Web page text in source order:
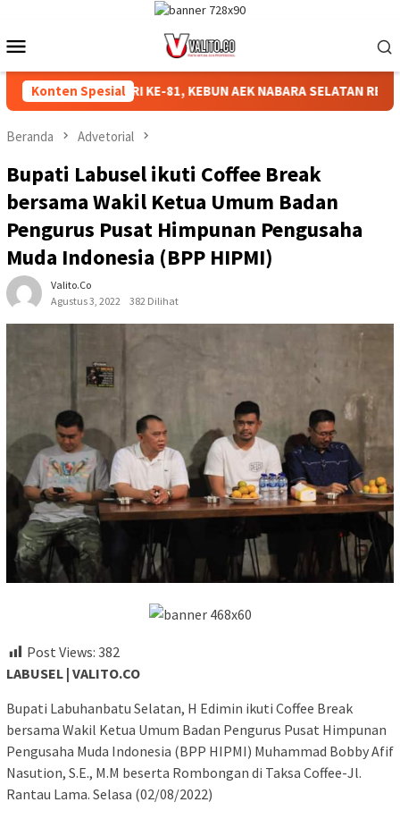
konten
Mobile
Konten Spesial
HUT RI KE-81, KEBUN AEK NABARA SELATAN RESMI
Beranda Advetorial
Bupati Labusel ikuti Coffee Break
bersama Wakil Ketua Umum Badan
Pengurus Pusat Himpunan Pengusaha
Muda Indonesia (BPP HIPMI)
Valito.co
Agustus 3, 2022
382 Dilihat
Post Views: 382
LABUSEL | VALITO.CO
Bupati Labuhanbatu Selatan, H Edimin ikuti Coffee Break
bersama Wakil Ketua Umum Badan Pengurus Pusat Himpunan
Pengusaha Muda Indonesia (BPP HIPMI) Muhammad Bobby Afif
Nasution, S.E., M.M beserta Rombongan di Taksa Coffee-Jl.
Rantau Lama. Selasa (02/08/2022)